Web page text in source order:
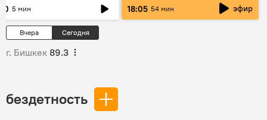
5 мин
18:05 54 мин эфир
Вчера Сегодня
г. Бишкек 89.3
бездетность